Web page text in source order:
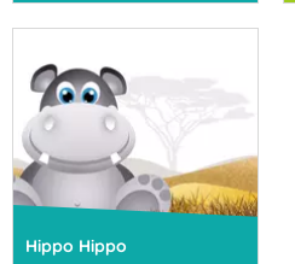
Hippo Hippo